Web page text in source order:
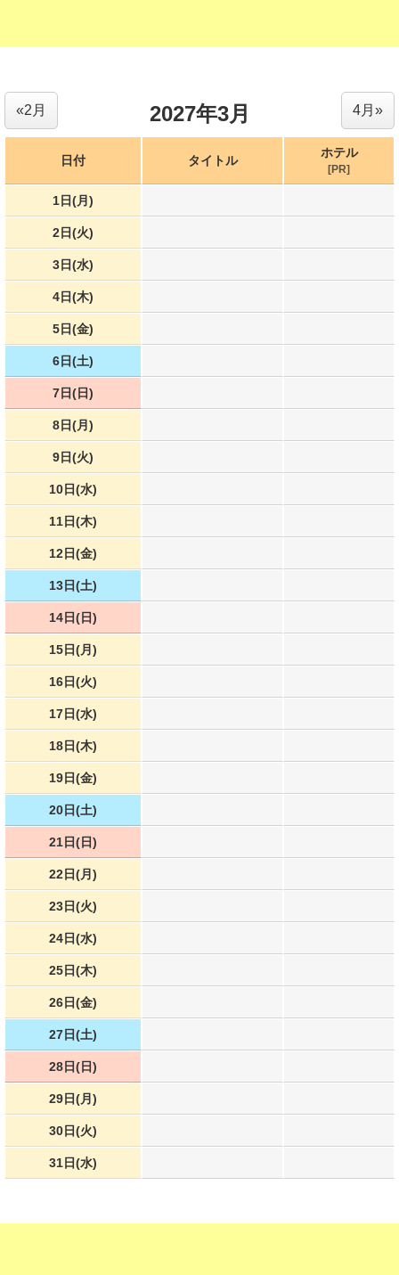
2027年3月 4月»
«2月
日付 タイトル
ホテル
[PR]
1日(月)
2日(火)
3日(水)
4日(木)
5日(金)
6日(土)
7日(日)
8日(月)
9日(火)
10日(水)
11日(木)
12日(金)
13日(土)
14日(日)
15日(月)
16日(火)
17日(水)
18日(木)
19日(金)
20日(土)
21日(日)
22日(月)
23日(火)
24日(水)
25日(木)
26日(金)
27日(土)
28日(日)
29日(月)
30日(火)
31日(水)